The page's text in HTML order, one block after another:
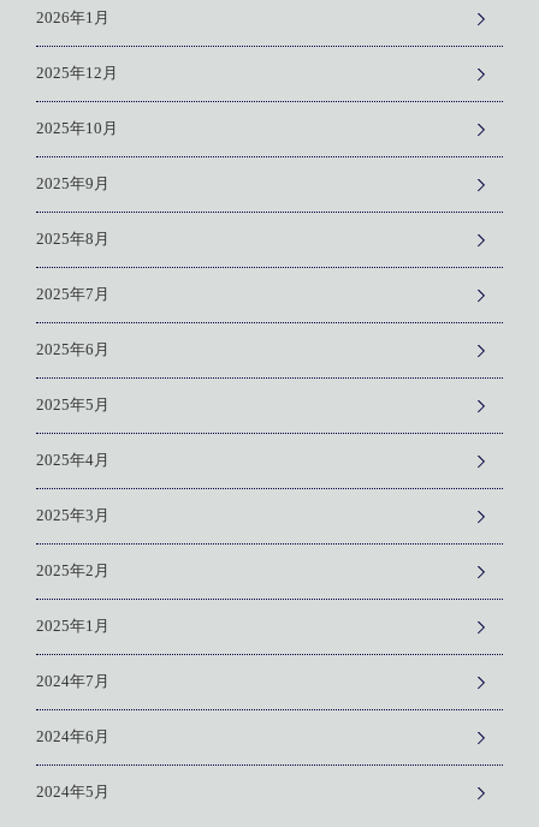
2026年1月
2025年12月
2025年10月
2025年9月
2025年8月
2025年7月
2025年6月
2025年5月
2025年4月
2025年3月
2025年2月
2025年1月
2024年7月
2024年6月
2024年5月